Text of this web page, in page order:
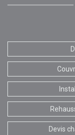
Devis